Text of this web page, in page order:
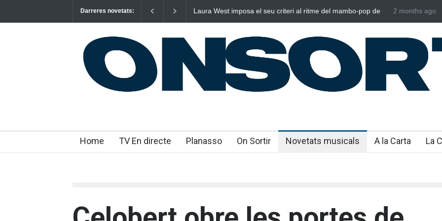
Darreres novetats:
Laura West imposa el seu criteri al ritme del mambo-pop de
Poggioli i Meri Prata ens
2 months ago
Home TV En directe Planasso On Sortir Novetats musicals A la Carta La